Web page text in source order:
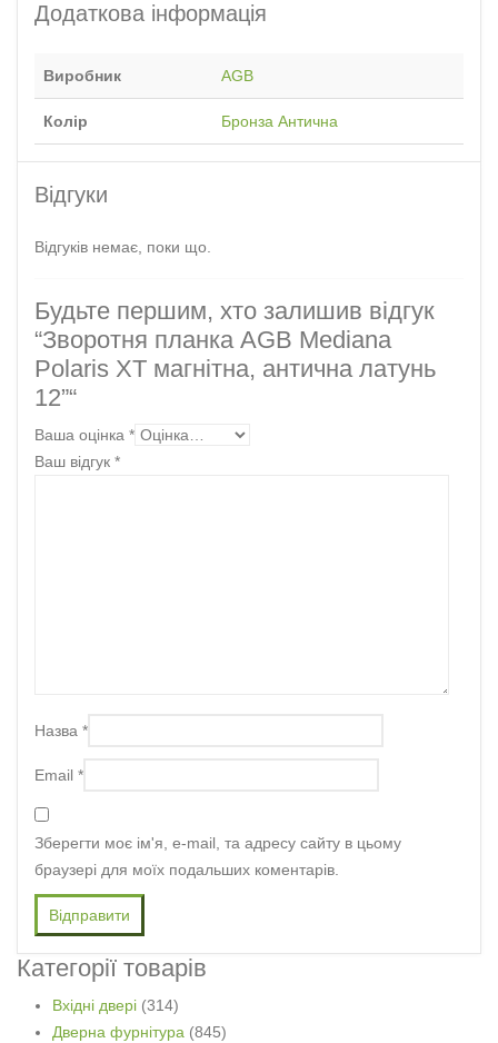
Додаткова інформація
Виробник AGB
Колір Бронза Антична
Відгуки
Відгуків немає, поки що.
Будьте першим, хто залишив відгук
“Зворотня планка AGB Mediana
Pоlaris ХТ магнітна, антична латунь
12”“
Ваша оцінка *
Ваш відгук *
Назва *
Email *
Зберегти моє ім'я, e-mail, та адресу сайту в цьому
браузері для моїх подальших коментарів.
Категорії товарів
Вхідні двері (314)
Дверна фурнітура (845)